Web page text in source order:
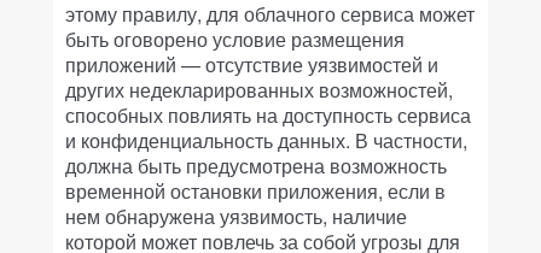
этому правилу, для облачного сервиса может
быть оговорено условие размещения
приложений — отсутствие уязвимостей и
других недекларированных возможностей,
способных повлиять на доступность сервиса
и конфиденциальность данных. В частности,
должна быть предусмотрена возможность
временной остановки приложения, если в
нем обнаружена уязвимость, наличие
которой может повлечь за собой угрозы для